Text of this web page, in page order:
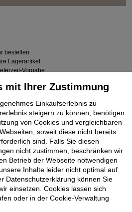
bestellen
Lagerartikel
Vorgabe
mit Ihrer Zustimmung
Einkaufserlebnis zu
steigern zu können, benötigen
von Cookies und vergleichbaren
soweit diese nicht bereits
sind. Falls Sie diesen
nicht zustimmen, beschränken wir
Betrieb der Webseite notwendigen
Inhalte leider nicht optimal auf
Datenschutzerklärung können Sie
einsetzen. Cookies lassen sich
oder in der Cookie-Verwaltung